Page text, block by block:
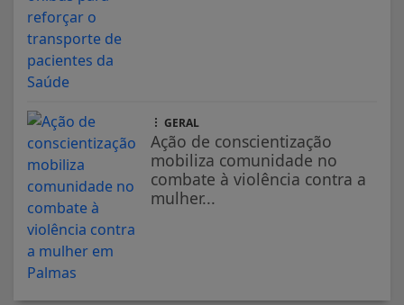
GERAL
Ação de conscientização
mobiliza comunidade no
combate à violência contra a
mulher...